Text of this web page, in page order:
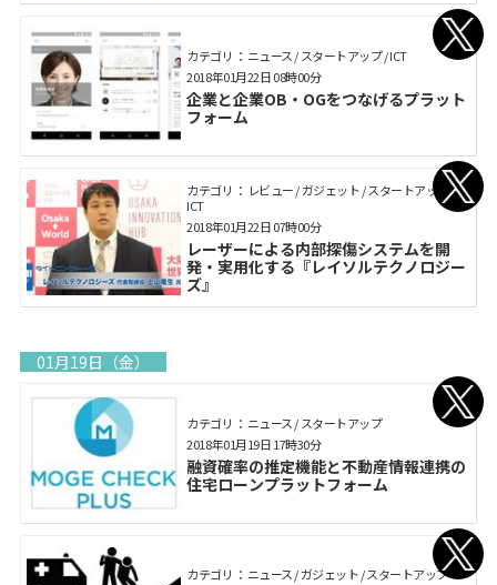
カテゴリ： ニュース / スタートアップ / ICT
企業と企業OB・OGをつなげるプラット
フォーム
2018年01月22日 08時00分
カテゴリ： レビュー / ガジェット / スタートアップ /
ICT
レーザーによる内部探傷システムを開
発・実用化する『レイソルテクノロジー
ズ』
2018年01月22日 07時00分
01月19日（金）
カテゴリ： ニュース / スタートアップ
融資確率の推定機能と不動産情報連携の
住宅ローンプラットフォーム
2018年01月19日 17時30分
カテゴリ： ニュース / ガジェット / スタートアップ